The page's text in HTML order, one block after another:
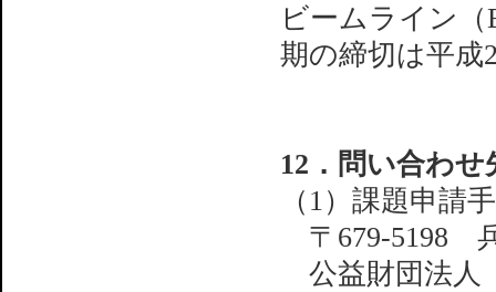
ビームライン（
期の締切は平成
12．問い合わせ
（1）課題申請
〒679-5198
公益財団法人